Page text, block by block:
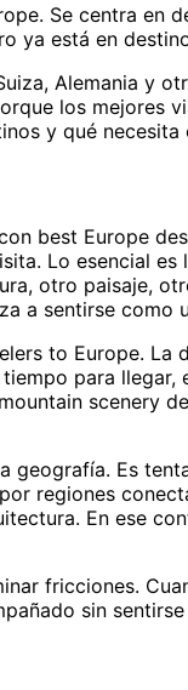
Se centra en
ya está en
Alemania y
los mejores
y qué necesita
best Europe
Lo esencial
otro paisaje,
a sentirse como
to Europe. La
para
scenery
geografía. Es
regiones
En ese
fricciones.
sin